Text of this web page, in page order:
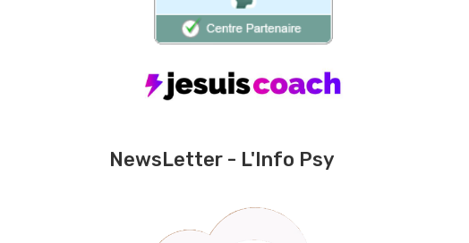
NewsLetter - L'Info Psy